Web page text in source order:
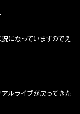
になっていますのでえ
ルライブが戻ってきた